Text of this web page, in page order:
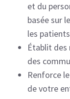
et du
basée sur
les patients
Établit
des
Renforce
de votre